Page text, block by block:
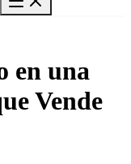
en una
Vende